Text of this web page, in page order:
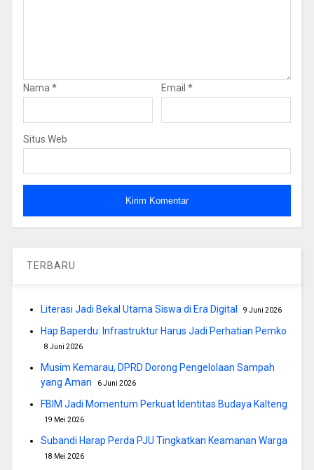
Nama * Email *
Situs Web
TERBARU
Literasi Jadi Bekal Utama Siswa di Era Digital 9 Juni 2026
Hap Baperdu: Infrastruktur Harus Jadi Perhatian Pemko
8 Juni 2026
Musim Kemarau, DPRD Dorong Pengelolaan Sampah
yang Aman
6 Juni 2026
FBIM Jadi Momentum Perkuat Identitas Budaya Kalteng
19 Mei 2026
Subandi Harap Perda PJU Tingkatkan Keamanan Warga
18 Mei 2026